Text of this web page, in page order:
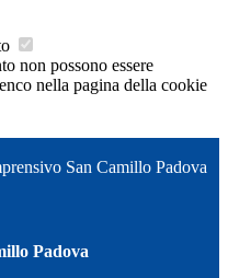
non possono essere
nella pagina della cookie
San Camillo Padova
Padova